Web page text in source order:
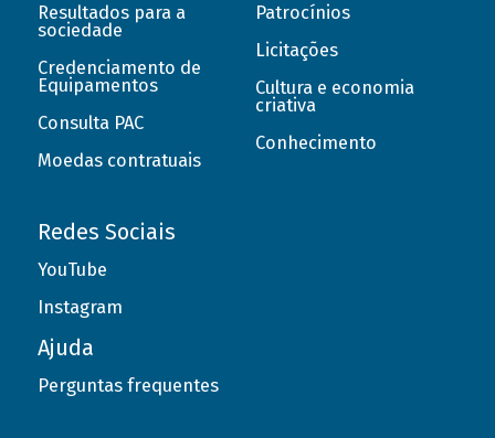
Resultados para a
sociedade
Credenciamento de
Equipamentos
Consulta PAC
Moedas contratuais
Patrocínios
Licitações
Cultura e economia
criativa
Conhecimento
Redes Sociais
YouTube
Instagram
Ajuda
Perguntas frequentes